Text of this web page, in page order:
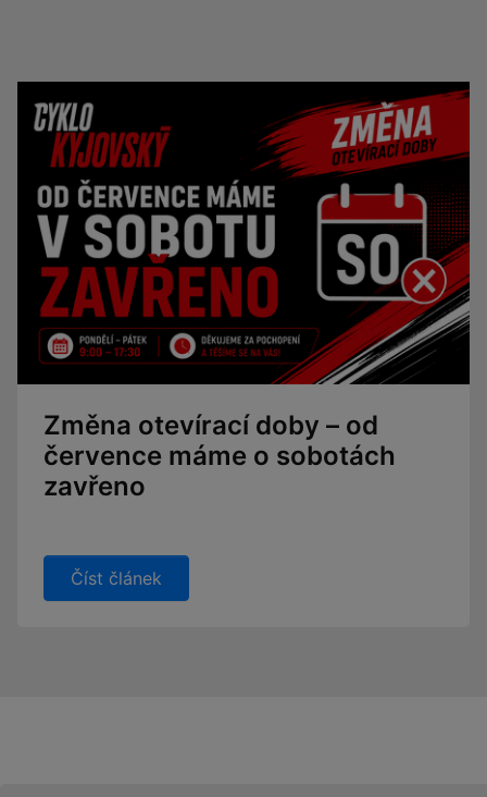
Změna otevírací doby – od
července máme o sobotách
zavřeno
Číst článek